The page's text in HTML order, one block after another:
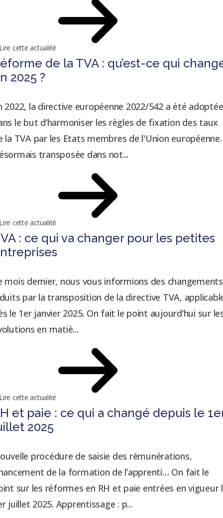
cette actualité
de la TVA : qu’est-ce qui
2025 ?
2022, la directive européenne 2022/542 a été adoptée
le but d’harmoniser les règles de fixation des taux
la TVA par les Etats membres de l'Union européenne.
transposée dans not...
cette actualité
: ce qui va changer pour les petites
mois dernier, nous vous informions des changements
par la transposition de la directive TVA,
le 1er janvier 2025. On fait le point aujourd’hui sur
en matiè...
cette actualité
et paie : ce qui a changé depuis le
2025
procédure de saisie des rémunérations,
de la formation de l’apprenti… On fait le
sur les réformes en RH et paie entrées en vigueur
juillet 2025. Apprentissage : p...